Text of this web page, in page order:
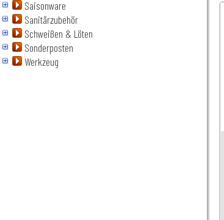
Saisonware
Sanitärzubehör
Schweißen & Löten
Sonderposten
Werkzeug